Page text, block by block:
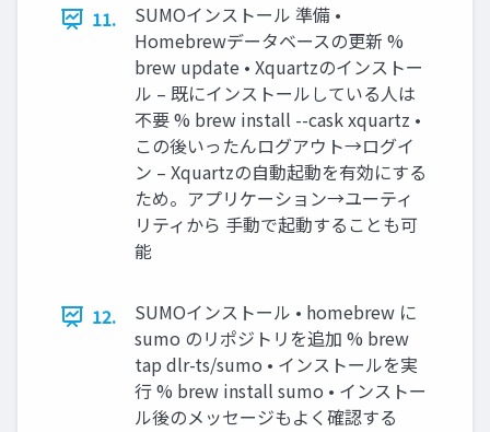
11.
SUMOインストール 準備 •
Homebrewデータベースの更新 %
brew update • Xquartzのインストー
ル – 既にインストールしている人は
不要 % brew install --cask xquartz •
この後いったんログアウト→ログイ
ン – Xquartzの自動起動を有効にする
ため。アプリケーション→ユーティ
リティから 手動で起動することも可
能
12.
SUMOインストール • homebrew に
sumo のリポジトリを追加 % brew
tap dlr-ts/sumo • インストールを実
行 % brew install sumo • インストー
ル後のメッセージもよく確認する